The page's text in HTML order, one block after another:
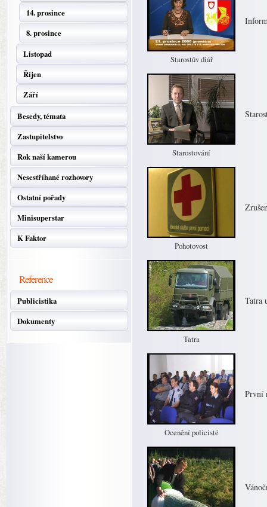
14. prosince
8. prosince
Listopad
Říjen
Září
Besedy, témata
Zastupitelstvo
Rok naší kamerou
Nesestříhané rozhovory
Ostatní pořady
Minisuperstar
K Faktor
Reference
Publicistika
Dokumenty
Starostův diář
Starostování
Pohotovost
Tatra
Tatra
První
Ocenění policisté